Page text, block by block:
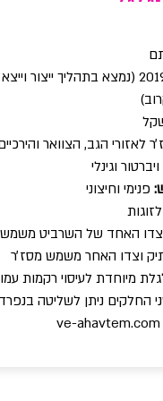
2019 (נמצא בתהליך ייצור וייצא
לאזורי הגב, הצוואר
וגינלי
פנימי וחיצוני
לזוגות
צדו האחד של השרביט משמש
וצדו האחר משמש מסז׳ר
מיוחדת לעיסוי רקמות
החלקים ניתן לשליטה